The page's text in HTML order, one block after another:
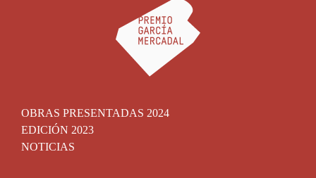
OBRAS PRESENTADAS 2024
EDICIÓN 2023
NOTICIAS